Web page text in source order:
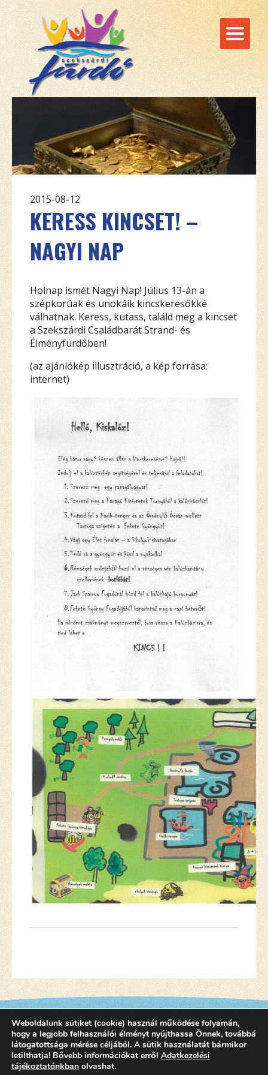
2015-08-12
KERESS KINCSET! –
NAGYI NAP
Holnap ismét Nagyi Nap! Július 13-án a
szépkorúak és unokáik kincskeresőkké
válhatnak. Keress, kutass, találd meg a kincset
a Szekszárdi Családbarát Strand- és
Élményfürdőben!
(az ajánlókép illusztráció, a kép forrása:
internet)
Weboldalunk sütiket (cookie) használ működése folyamán,
hogy a legjobb felhasználói élményt nyújthassa Önnek, továbbá
látogatottsága mérése céljából. A sütik használatát bármikor
letilthatja! Bővebb információkat erről Adatkezelési
tájékoztatónkban olvashat.